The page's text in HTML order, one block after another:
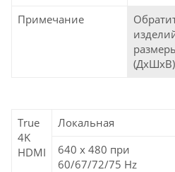
Примечание
True
4K
HDMI
Локальная
640 x 480 при
60/67/72/75 Hz